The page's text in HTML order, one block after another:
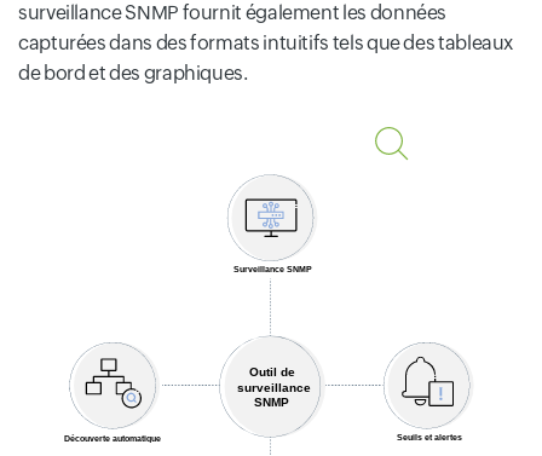
surveillance SNMP fournit également les données
capturées dans des formats intuitifs tels que des tableaux
de bord et des graphiques.